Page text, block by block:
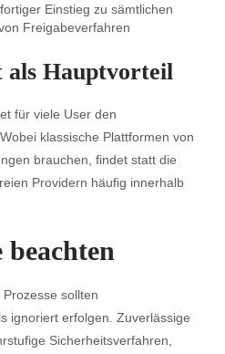
Einstieg zu sämtlichen
Freigabeverfahren
als Hauptvorteil
für viele User den
klassische Plattformen von
brauchen, findet statt die
Providern häufig innerhalb
beachten
sollten
ignoriert erfolgen. Zuverlässige
Sicherheitsverfahren,